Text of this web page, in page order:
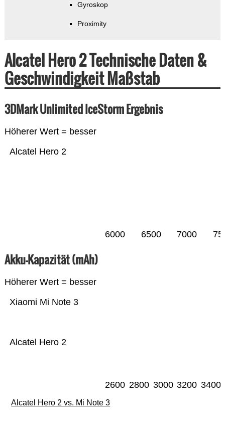
Gyroskop
Proximity
Alcatel Hero 2 Technische Daten &
Geschwindigkeit Maßstab
3DMark Unlimited IceStorm Ergebnis
Höherer Wert = besser
Alcatel Hero 2
6000 6500 7000
Akku-Kapazität (mAh)
Höherer Wert = besser
Alcatel Hero 2
Xiaomi Mi Note 3
2600 2800 3000 3200 3400
Alcatel Hero 2 vs. Mi Note 3